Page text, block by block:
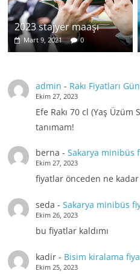
2023 stajyer maaşı
Mart 9, 2021 0
admin - Rakı Fiyatları
Ekim 27, 2023
Efe Rakı 70 cl (Yaş Üzüm
tanımam!
berna - Sakarya minibüs
Ekim 27, 2023
fiyatlar önceden ne
seda - Sakarya minibüs
Ekim 26, 2023
bu fiyatlar kaldımı
kadir- Bisim kiralama
Ekim 25, 2023